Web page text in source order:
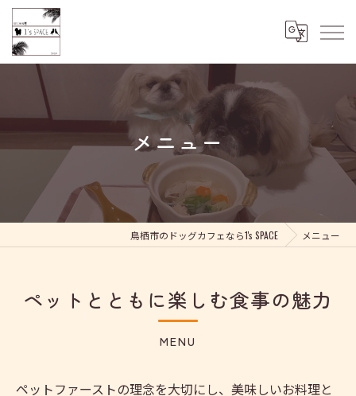
メニュー
鳥栖市のドッグカフェなら1's SPACE メニュー
ペットとともに楽しむ食事の魅力
MENU
ペットファーストの理念を大切にし、美味しいお料理と